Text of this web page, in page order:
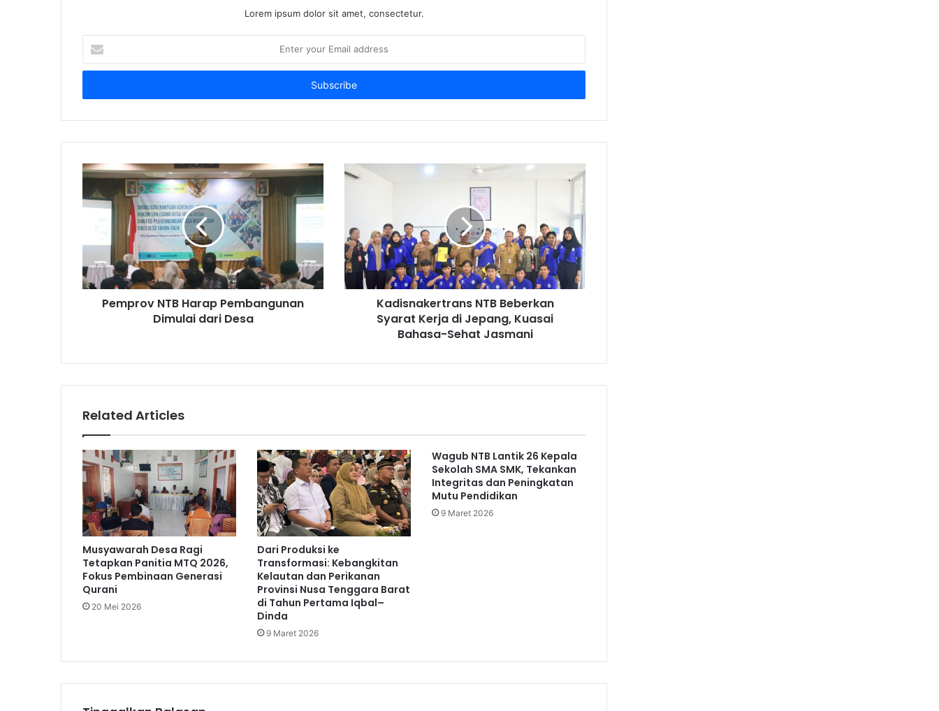
Lorem ipsum dolor sit amet, consectetur.
your
Email
Pemprov NTB Harap Pembangunan
Dimulai dari Desa
Kadisnakertrans NTB Beberkan
Syarat Kerja di Jepang, Kuasai
Bahasa-Sehat Jasmani
Related Articles
Musyawarah Desa Ragi
Tetapkan Panitia MTQ 2026,
Fokus Pembinaan Generasi
Qurani
20 Mei 2026
Dari Produksi ke
Transformasi: Kebangkitan
Kelautan dan Perikanan
Provinsi Nusa Tenggara Barat
di Tahun Pertama Iqbal–
Dinda
9 Maret 2026
Wagub NTB Lantik 26 Kepala
Sekolah SMA SMK, Tekankan
Integritas dan Peningkatan
Mutu Pendidikan
9 Maret 2026